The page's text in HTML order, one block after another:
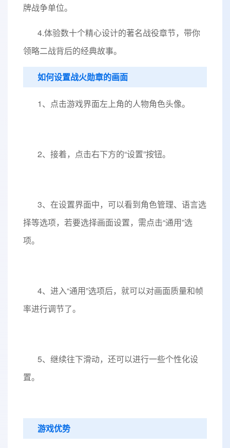
牌战争单位。
4.体验数十个精心设计的著名战役章节，带你
领略二战背后的经典故事。
如何设置战火勋章的画面
1、点击游戏界面左上角的人物角色头像。
2、接着，点击右下方的“设置”按钮。
3、在设置界面中，可以看到角色管理、语言选
择等选项，若要选择画面设置，需点击“通用”选
项。
4、进入“通用”选项后，就可以对画面质量和帧
率进行调节了。
5、继续往下滑动，还可以进行一些个性化设
置。
游戏优势